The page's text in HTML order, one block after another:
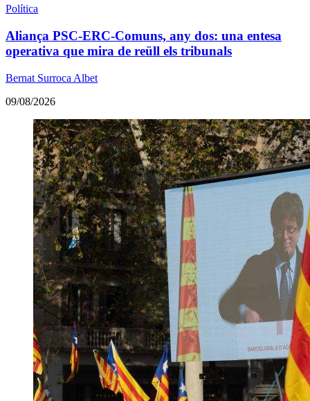
Política
Aliança PSC-ERC-Comuns, any dos: una entesa
operativa que mira de reüll els tribunals
Bernat Surroca Albet
09/08/2026